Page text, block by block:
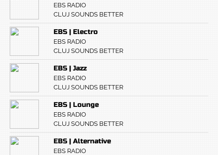
EBS RADIO
CLUJ SOUNDS BETTER
EBS | Electro
EBS RADIO
CLUJ SOUNDS BETTER
EBS | Jazz
EBS RADIO
CLUJ SOUNDS BETTER
EBS | Lounge
EBS RADIO
CLUJ SOUNDS BETTER
EBS | Alternative
EBS RADIO